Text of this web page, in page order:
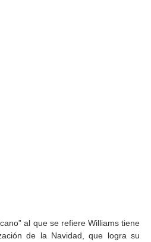
al que se refiere Williams tiene
de la Navidad, que logra su